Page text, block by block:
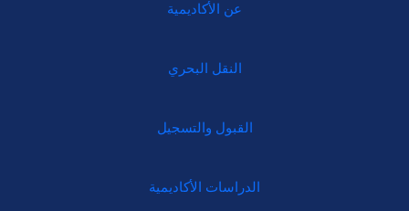
عن الأكاديمية
النقل البحري
القبول والتسجيل
الدراسات الأكاديمية